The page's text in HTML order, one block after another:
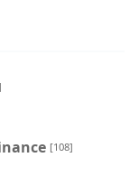
[108]